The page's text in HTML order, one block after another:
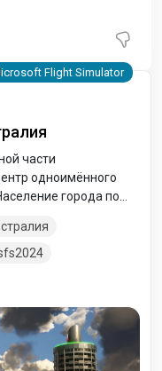
части
одноимённого
города по
175,5 тысяч человек.
и Кэрнс.